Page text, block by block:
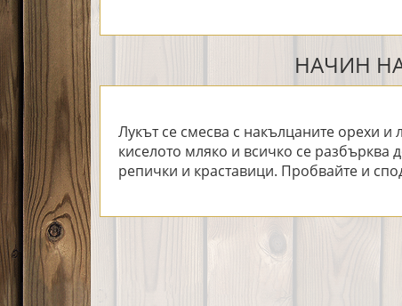
НАЧИН
Лукът се смесва с накълцаните орехи
киселото мляко и всичко се разбърква
репички и краставици. Пробвайте и